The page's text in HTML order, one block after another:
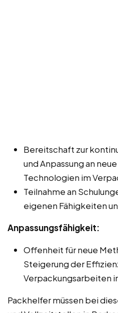
Bereitschaft zur
und Anpassung an
Technologien im
Teilnahme an
eigenen Fähigkeiten
Anpassungsfähigkeit:
Offenheit für neue
Steigerung der
Verpackungsarbeiten
Packhelfer müssen bei